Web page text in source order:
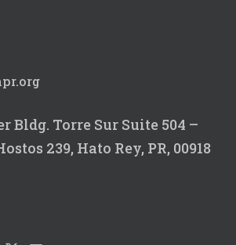
Bldg. Torre Sur Suite 504 –
239, Hato Rey, PR, 00918